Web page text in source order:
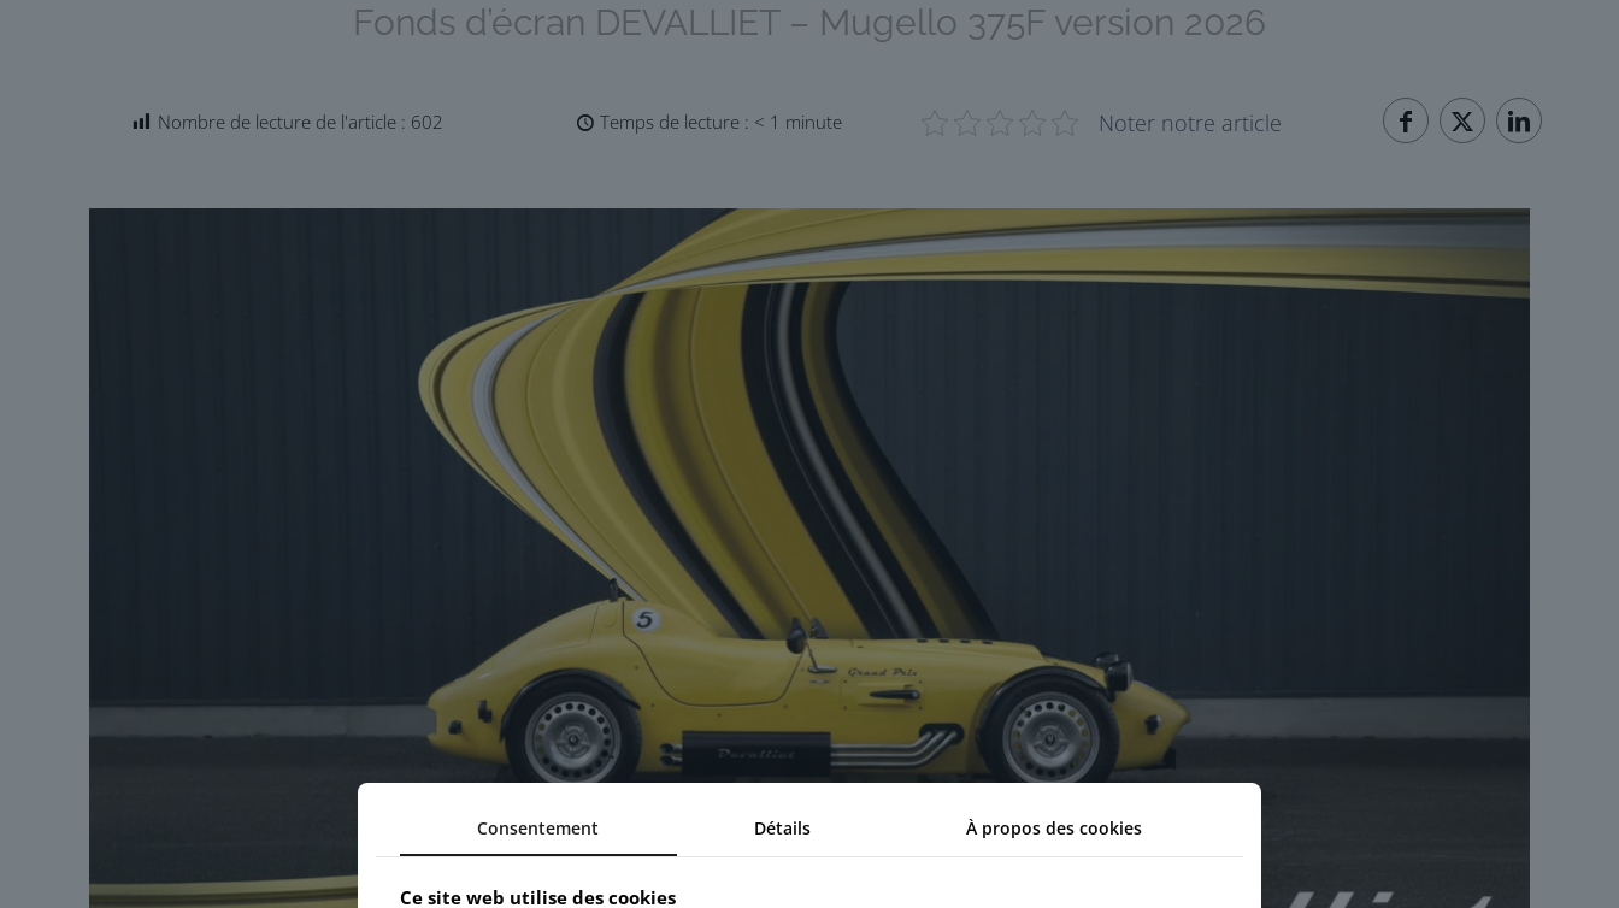
Fonds d’écran DEVALLIET – Mugello 375F version 2026
Nombre de lecture de l'article : 602 Temps de lecture : < 1 minute Noter notre article
Consentement Détails À propos des cookies
Ce site web utilise des cookies